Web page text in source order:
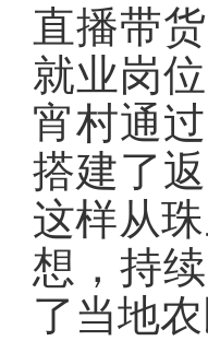
直播带
就业岗
宵村通
搭建了
这样从
想，持
了当地农